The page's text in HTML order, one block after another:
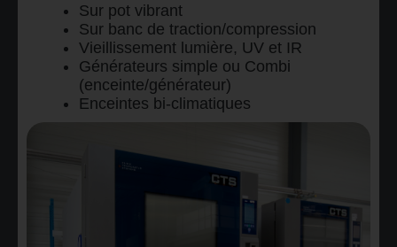
Sur pot vibrant
Sur banc de traction/compression
Vieillissement lumière, UV et IR
Générateurs simple ou Combi
(enceinte/générateur)
Enceintes bi-climatiques